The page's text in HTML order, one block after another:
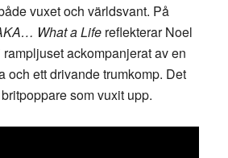
vuxet och världsvant. På
What a Lifereflekterar Noel
ackompanjerat av en
och ett drivande trumkomp. Det
som vuxit upp.